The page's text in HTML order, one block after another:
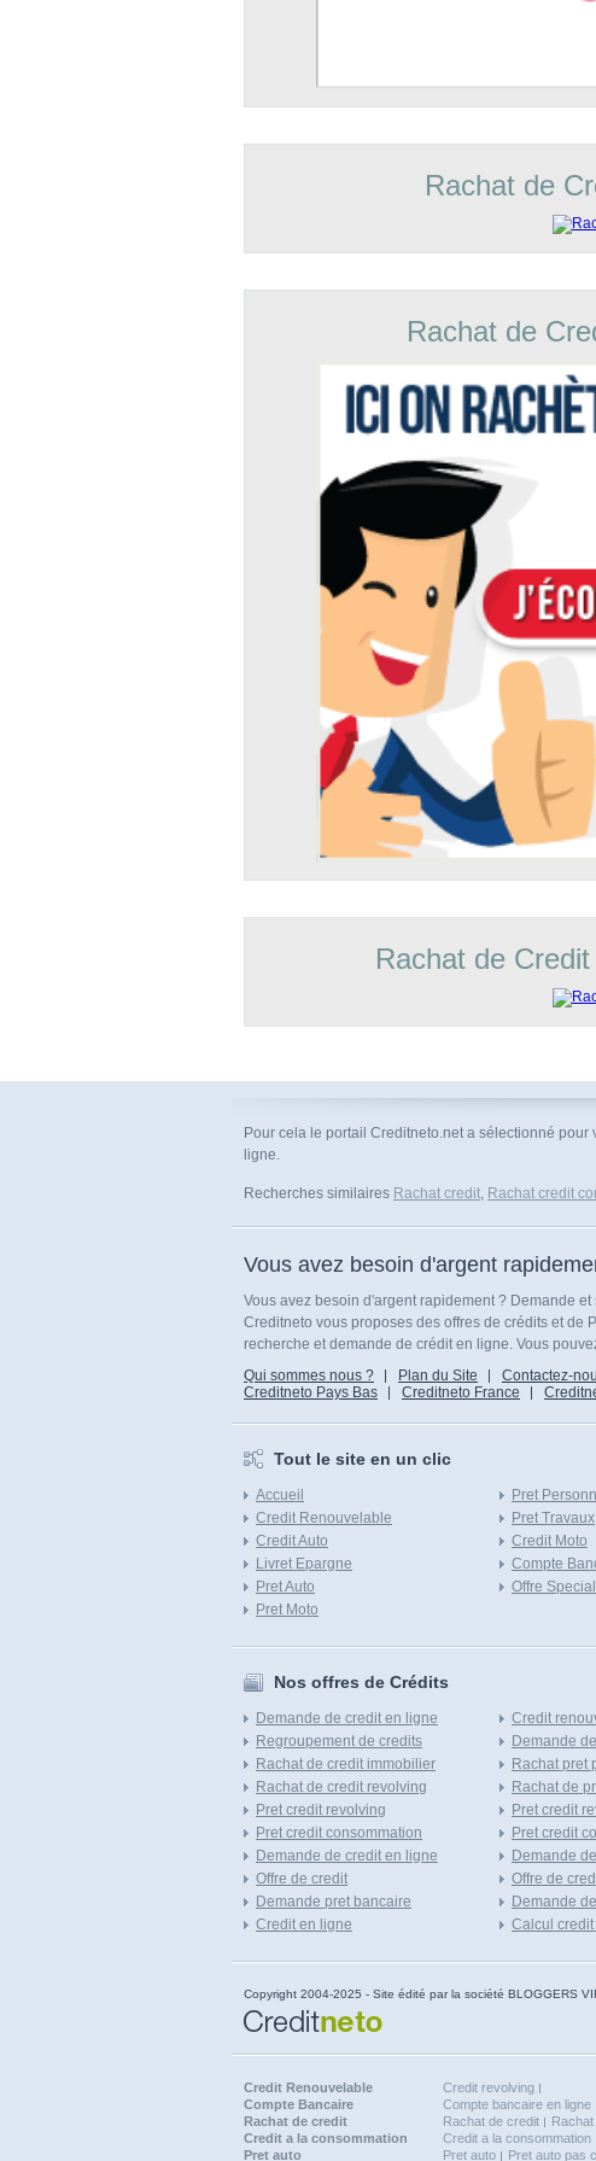
Rachat de
Rachat de
Rachat de
Pour cela le portail Creditneto.net a sélectionné
ligne.
Recherches similaires Rachat credit, Rachat credit
Vous avez besoin d'argent
Vous avez besoin d'argent rapidement ? Demande
Creditneto vous proposes des offres de crédits et de
recherche et demande de crédit en ligne. Vous
Qui sommes nous ?
Plan du Site Contactez-
Creditneto Pays Bas
Creditneto France
Tout le site en un clic
Accueil
Credit Renouvelable
Credit Auto
Livret Epargne
Pret Auto
Pret Moto
Pret
Pret Travaux
Credit Moto
Compte
Offre
Nos offres de Crédits
Demande de credit en ligne
Regroupement de credits
Rachat de credit immobilier
Rachat de credit revolving
Pret credit revolving
Pret credit consommation
Demande de credit en ligne
Offre de credit
Demande pret bancaire
Credit en ligne
Credit
Demande
Rachat pret
Rachat de
Pret credit
Pret credit
Demande
Offre de
Demande
Calcul
Copyright 2004-2025 - Site édité par la société BLOGGERS
Credit Renouvelable
Credit revolving
Compte Bancaire
Compte bancaire en ligne
Rachat de credit
Rachat de credit
Credit a la consommation
Credit a la consommation
Pret auto
Pret auto Pret auto pas